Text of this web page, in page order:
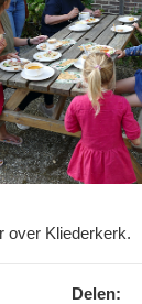
over Kliederkerk.
Delen: